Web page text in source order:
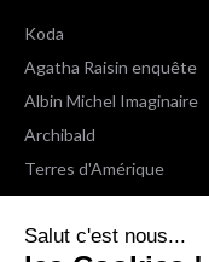
Salut c'est nous...
Koda
Agatha Raisin enquête
Albin Michel Imaginaire
Archibald
Terres d'Amérique
Espaces Libres Poche
NOX